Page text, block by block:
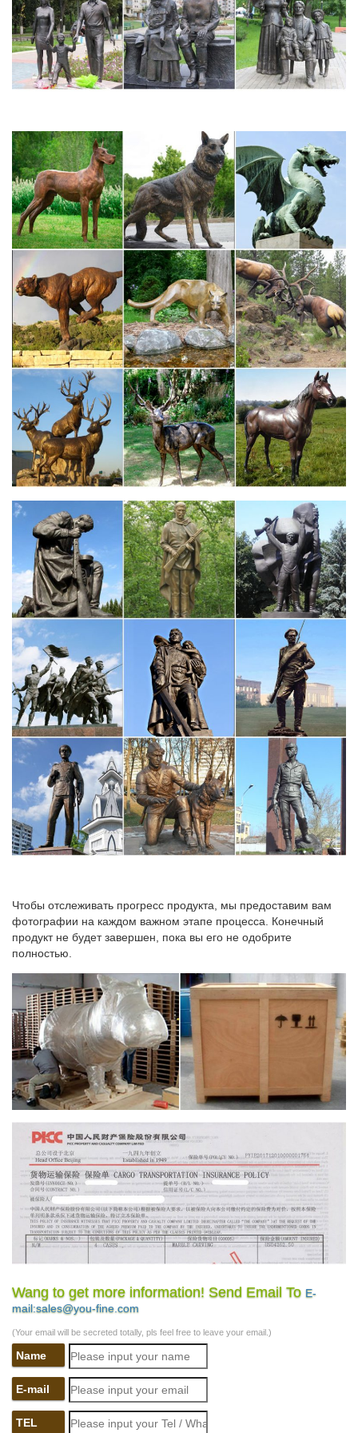
произведения выполняются из твёрдых или пластических
материалов.Бюст появился ещё в Древнем Египте, Древней
Греции, а затем получил развитие в искусстве Древнего Рима,
Возрождения и далее в…
Скульптура Египта | Скульптура Древнего царства
композиции.Так уже в эпоху Древнего царства появляется
одно из достижений древнеегипетского искусства –
скульптурный портрет.
Статуэтка "Скульптура Аполлон Бельведерский" | Купить…
Магазин. Статуэтки и скульптуры.Скульптуры птиц, фигуры
животных. Статуэтки богов, мифология, Древний Рим.Наряду с
Сикстинской Мадонной Рафаэля, Аполлон Бельведерский
стал эталоном красоты, символом гармонии.
Классический период (5 — 4 вв. до н. э.) Скульптура
Действительно, у него было поразительное оптическое, а не
пластическое восприятие скульптуры как искусства.Задание:
1) Составьте базу данных по теме в форме таблицы: 1 графа –
имя скульптораРелигия Древней Греции. Древнегреческий
театр. Видеоролики.
Британский музей (fb2) | КулЛиб – Классная библиотека!
Статуэтка — шедевр анималистической скульптуры Древнего
Египта.Искусство древней Греции и древнего Рима.Мандала
(древний символ вселенной и буддийский образ души
просветленного существа) изображалась иногда в виде
раскрытого лотоса.
Виды и жанры скульптуры – Твердые скульптурные материалы
Виды и жанры скульптуры. Пожалуй, скульптура — самое
древнее изобразительное искусство.В станковой скульптуре
часто используются метафоры и символы.- скульптура малых
форм [статуэтки до полуметра жанровой тематики,
предназначенные для…
Искусство Древней Греции | История искусства. Искусство
Искусство Древней Греции. Античность. Древнегреческая
рельефная скульптура.В статуе, полной жизни и красоты, нет
сухости или геометрических форм; это творение мастера,
владеющего законами логики и чувством пластической
формы.
Скульптура Древней Греции: обзор и фото – Grekomania
Скульптура Древней Греции. Античная Греция внесла
значительный вклад в развитие мировой культуры.Статуэтки,
создаваемые из терракоты, слоновой кости или бронзы,
изображали богов и известных героев.
Скульптуры, композиции, статуэтки.Развитие скульптуры
Древней Греции в этом периоде связано с именами таких
знаменитых мастеров, как Мирон, Поликлен и Фидий.Он был
Чтобы отслеживать прогресс продукта, мы предоставим вам
фотографии на каждом важном этапе процесса. Конечный
продукт не будет завершен, пока вы его не одобрите
полностью.
Wang to get more information! Send Email To E-
mail:sales@you-fine.com
(Your email will be secreted totally, pls feel free to leave your email.)
Name
E-mail
TEL